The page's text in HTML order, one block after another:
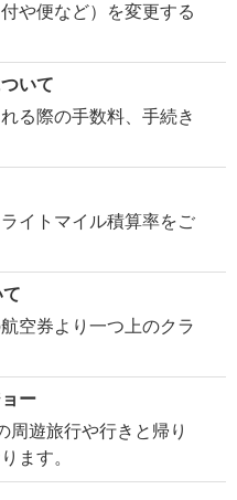
や便など）を変更する
いて
る際の手数料、手続き
イトマイル積算率をご
空券より一つ上のクラ
ー
周遊旅行や行きと帰り
ます。